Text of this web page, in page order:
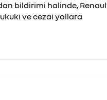
bildirimi halinde,
ve cezai yollara